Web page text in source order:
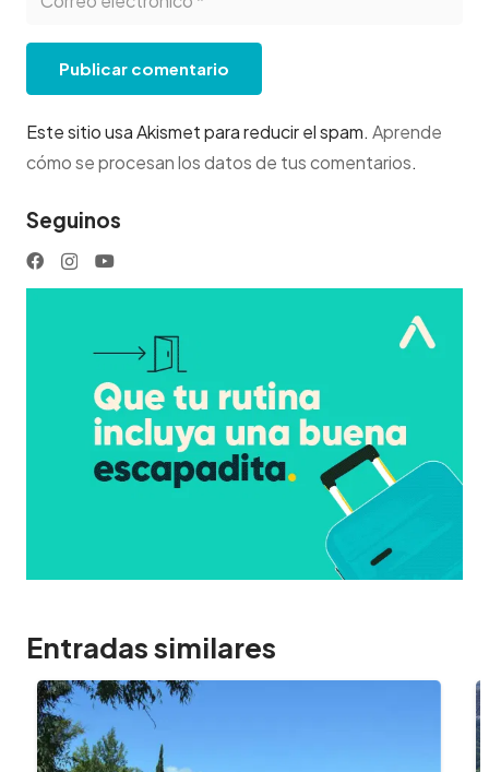
Publicar comentario
Este sitio usa Akismet para reducir el spam. Aprende
cómo se procesan los datos de tus comentarios.
Seguinos
Entradas similares